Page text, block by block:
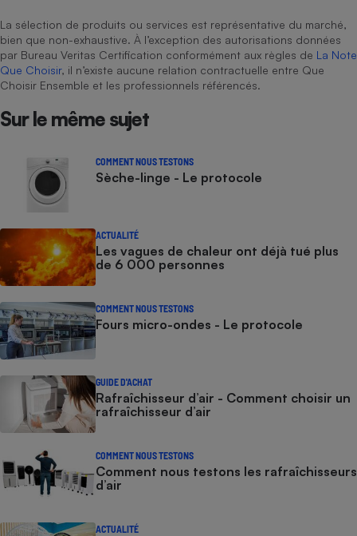
La sélection de produits ou services est représentative du marché,
bien que non-exhaustive. À l’exception des autorisations données
par Bureau Veritas Certification conformément aux règles de La Note
Que Choisir, il n’existe aucune relation contractuelle entre Que
Choisir Ensemble et les professionnels référencés.
Sur le même sujet
COMMENT NOUS TESTONS
Sèche-linge - Le protocole
ACTUALITÉ
Les vagues de chaleur ont déjà tué plus
de 6 000 personnes
COMMENT NOUS TESTONS
Fours micro-ondes - Le protocole
GUIDE D'ACHAT
Rafraîchisseur d’air - Comment choisir un
rafraîchisseur d’air
COMMENT NOUS TESTONS
Comment nous testons les rafraîchisseurs
d’air
ACTUALITÉ